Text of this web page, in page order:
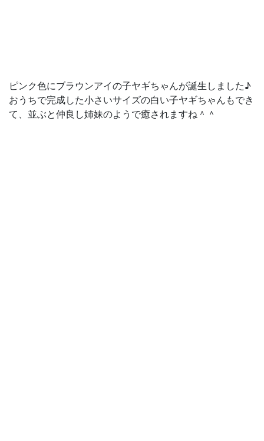
ピンク色にブラウンアイの子ヤギちゃんが誕生しました♪
おうちで完成した小さいサイズの白い子ヤギちゃんもでき
て、並ぶと仲良し姉妹のようで癒されますね＾＾